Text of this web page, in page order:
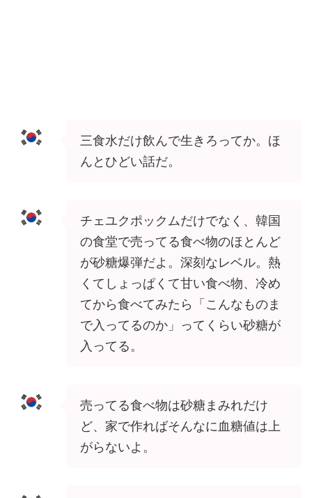
三食水だけ飲んで生きろってか。ほ
んとひどい話だ。
チェユクポックムだけでなく、韓国
の食堂で売ってる食べ物のほとんど
が砂糖爆弾だよ。深刻なレベル。熱
くてしょっぱくて甘い食べ物、冷め
てから食べてみたら「こんなものま
で入ってるのか」ってくらい砂糖が
入ってる。
売ってる食べ物は砂糖まみれだけ
ど、家で作ればそんなに血糖値は上
がらないよ。